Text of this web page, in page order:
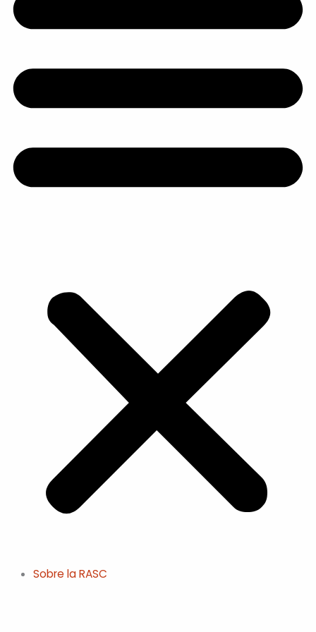
Sobre la RASC